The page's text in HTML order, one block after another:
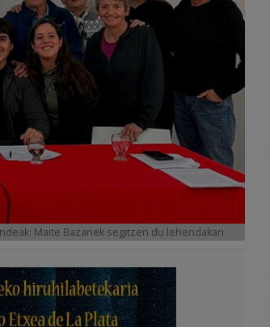
Maite Bazanek segitzen du lehendakari